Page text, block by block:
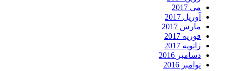
می 2017
آوریل 2017
مارس 2017
فوریه 2017
ژانویه 2017
دسامبر 2016
نوامبر 2016